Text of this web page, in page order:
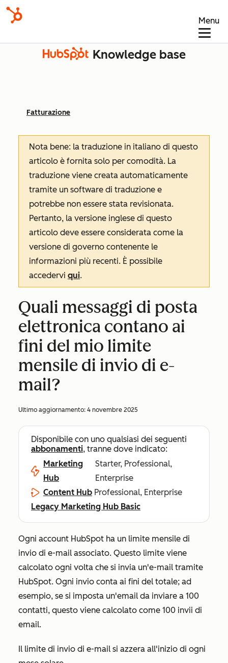
Menu
Knowledge base
Fatturazione
Nota bene: la traduzione in italiano di questo
articolo è fornita solo per comodità. La
traduzione viene creata automaticamente
tramite un software di traduzione e
potrebbe non essere stata revisionata.
Pertanto, la versione inglese di questo
articolo deve essere considerata come la
versione di governo contenente le
informazioni più recenti. È possibile
accedervi qui.
Quali messaggi di posta
elettronica contano ai
fini del mio limite
mensile di invio di e-
mail?
Ultimo aggiornamento: 4 novembre 2025
Disponibile con uno qualsiasi dei seguenti
abbonamenti, tranne dove indicato:
Marketing
Hub
Starter, Professional,
Enterprise
Content Hub Professional, Enterprise
Legacy Marketing Hub Basic
Ogni account HubSpot ha un limite mensile di
invio di e-mail associato. Questo limite viene
calcolato ogni volta che si invia un'e-mail tramite
HubSpot. Ogni invio conta ai fini del totale; ad
esempio, se si imposta un'email da inviare a 100
contatti, questo viene calcolato come 100 invii di
email.
Il limite di invio di e-mail si azzera all'inizio di ogni